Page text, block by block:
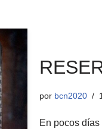
por bcn2020
En pocos